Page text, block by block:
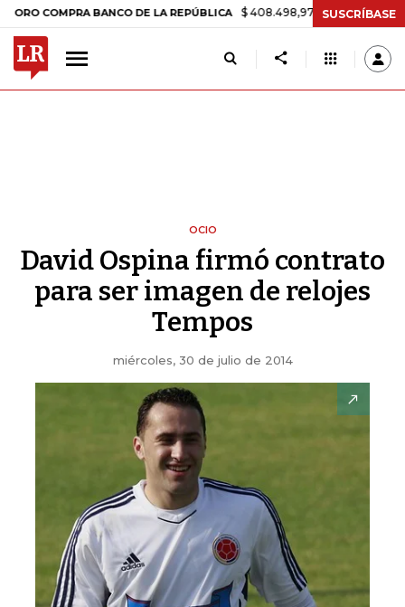
BANCO DE LA REPÚBLICA $ 408.498,97 +$ 8.753,81 +2,19%
SUSCRÍBASE
OCIO
David Ospina firmó contrato
para ser imagen de relojes
Tempos
miércoles, 30 de julio de 2014